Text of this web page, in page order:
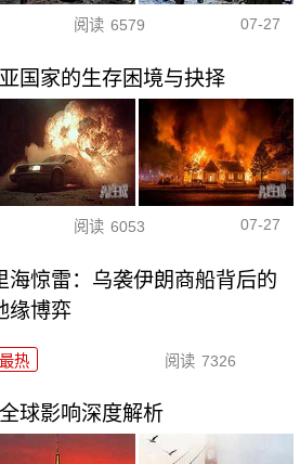
阅读 6579 07-27
国家的生存困境与抉择
阅读 6053 07-27
海惊雷：乌袭伊朗商船背后的
缘博弈
最热 阅读 7326
球影响深度解析